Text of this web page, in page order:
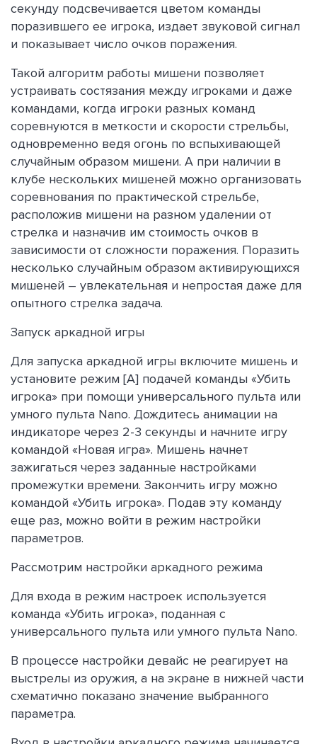
секунду подсвечивается цветом команды
поразившего ее игрока, издает звуковой сигнал
и показывает число очков поражения.
Такой алгоритм работы мишени позволяет
устраивать состязания между игроками и даже
командами, когда игроки разных команд
соревнуются в меткости и скорости стрельбы,
одновременно ведя огонь по вспыхивающей
случайным образом мишени. А при наличии в
клубе нескольких мишеней можно организовать
соревнования по практической стрельбе,
расположив мишени на разном удалении от
стрелка и назначив им стоимость очков в
зависимости от сложности поражения. Поразить
несколько случайным образом активирующихся
мишеней – увлекательная и непростая даже для
опытного стрелка задача.
Запуск аркадной игры
Для запуска аркадной игры включите мишень и
установите режим [A] подачей команды «Убить
игрока» при помощи универсального пульта или
умного пульта Nano. Дождитесь анимации на
индикаторе через 2-3 секунды и начните игру
командой «Новая игра». Мишень начнет
зажигаться через заданные настройками
промежутки времени. Закончить игру можно
командой «Убить игрока». Подав эту команду
еще раз, можно войти в режим настройки
параметров.
Рассмотрим настройки аркадного режима
Для входа в режим настроек используется
команда «Убить игрока», поданная с
универсального пульта или умного пульта Nano.
В процессе настройки девайс не реагирует на
выстрелы из оружия, а на экране в нижней части
схематично показано значение выбранного
параметра.